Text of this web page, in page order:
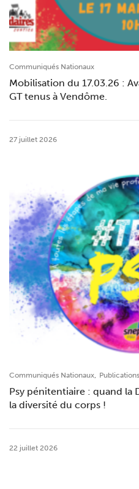
Communiqués Nationaux
Mobilisation du 17.03.26 :
GT tenus à Vendôme.
27 juillet 2026
Communiqués Nationaux,
Psy pénitentiaire : quand la
la diversité du corps !
22 juillet 2026